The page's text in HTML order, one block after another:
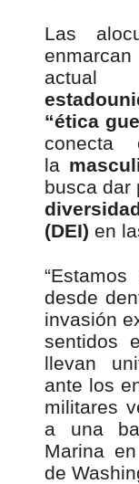
Las
“ética
la
busca dar
(DEI) en
desde
invasión
sentidos
llevan
ante los
militares
a una
Marina
de